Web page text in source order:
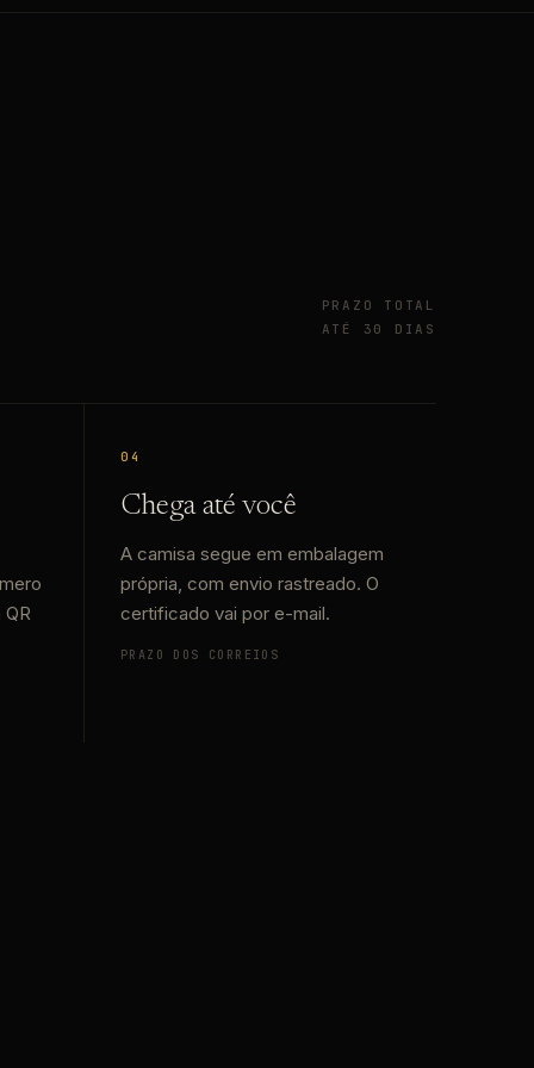
PRAZO TOTAL
ATÉ 30 DIAS
04
Chega até você
A camisa segue em embalagem
própria, com envio rastreado. O
certificado vai por e-mail.
PRAZO DOS CORREIOS